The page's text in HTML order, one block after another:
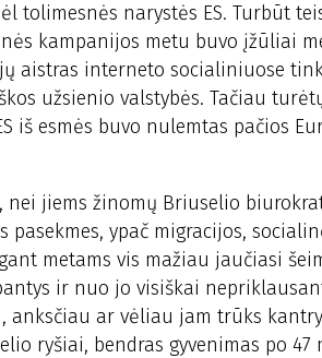
tolimesnės narystės ES. Turbūt
kampanijos metu buvo įžūliai
aistras interneto socialiniuose
užsienio valstybės. Tačiau
esmės buvo nulemtas pačios
jiems žinomų Briuselio
ypač migracijos,
metams vis mažiau jaučiasi
ir nuo jo visiškai
ar vėliau jam trūks
ryšiai, bendras gyvenimas po 47